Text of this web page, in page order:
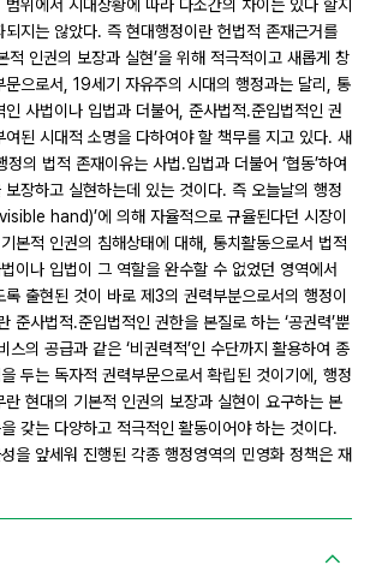
위에서 시대상황에 따라 다소간의 차이는 있다 할지
되지는 않았다. 즉 현대행정이란 헌법적 존재근거를
적 인권의 보장과 실현’을 위해 적극적이고 새롭게 창
문으로서, 19세기 자유주의 시대의 행정과는 달리, 통
사법이나 입법과 더불어, 준사법적․준입법적인 권
된 시대적 소명을 다하여야 할 책무를 지고 있다. 새
의 법적 존재이유는 사법․입법과 더불어 ‘협동’하여
보장하고 실현하는데 있는 것이다. 즉 오늘날의 행정
hand)’에 의해 자율적으로 규율된다던 시장이
본적 인권의 침해상태에 대해, 통치활동으로서 법적
이나 입법이 그 역할을 완수할 수 없었던 영역에서
출현된 것이 바로 제3의 권력부분으로서의 행정이
준사법적․준입법적인 권한을 본질로 하는 ‘공권력’뿐
스의 공급과 같은 ‘비권력적’인 수단까지 활용하여 종
두는 독자적 권력부문으로서 확립된 것이기에, 행정
란 현대의 기본적 인권의 보장과 실현이 요구하는 본
갖는 다양하고 적극적인 활동이어야 하는 것이다.
을 앞세워 진행된 각종 행정영역의 민영화 정책은 재